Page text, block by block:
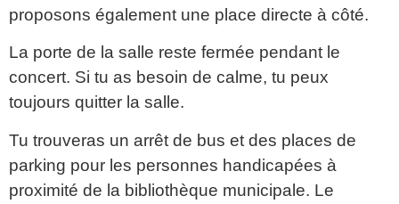
proposons également une place directe à côté.
La porte de la salle reste fermée pendant le
concert. Si tu as besoin de calme, tu peux
toujours quitter la salle.
Tu trouveras un arrêt de bus et des places de
parking pour les personnes handicapées à
proximité de la bibliothèque municipale. Le